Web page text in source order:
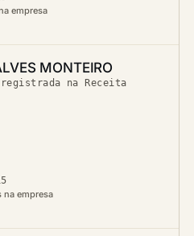
empresa
MONTEIRO
na Receita
na empresa